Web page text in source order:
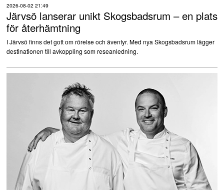
2026-08-02 21:49
Järvsö lanserar unikt Skogsbadsrum – en plats
för återhämtning
I Järvsö finns det gott om rörelse och äventyr. Med nya Skogsbadsrum lägger
destinationen till avkoppling som reseanledning.